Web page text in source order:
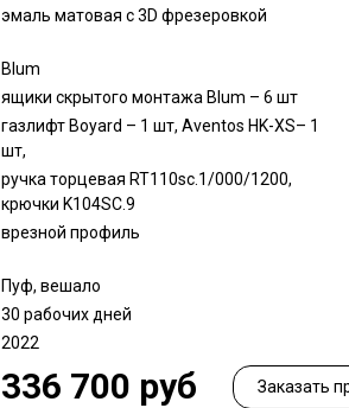
эмаль матовая с 3D фрезеровкой
Blum
ящики скрытого монтажа Blum – 6 шт
газлифт Boyard – 1 шт, Aventos HK-XS– 1
шт,
ручка торцевая RT110sc.1/000/1200,
крючки K104SC.9
врезной профиль
Пуф, вешало
30 рабочих дней
2022
336 700 руб Заказать